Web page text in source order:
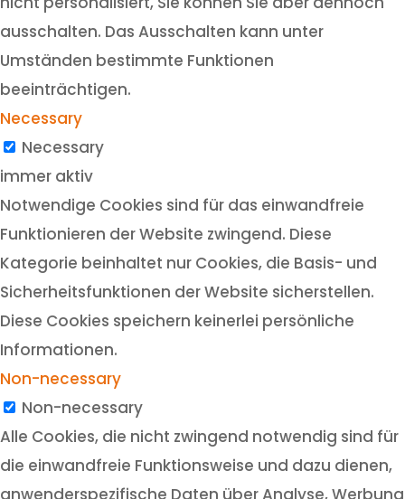
ausschalten. Das Ausschalten kann unter
Umständen bestimmte Funktionen
beeinträchtigen.
Necessary
Necessary
immer aktiv
Notwendige Cookies sind für das einwandfreie
Funktionieren der Website zwingend. Diese
Kategorie beinhaltet nur Cookies, die Basis- und
Sicherheitsfunktionen der Website sicherstellen.
Diese Cookies speichern keinerlei persönliche
Informationen.
Non-necessary
Non-necessary
Alle Cookies, die nicht zwingend notwendig sind für
die einwandfreie Funktionsweise und dazu dienen,
anwenderspezifische Daten über Analyse, Werbung